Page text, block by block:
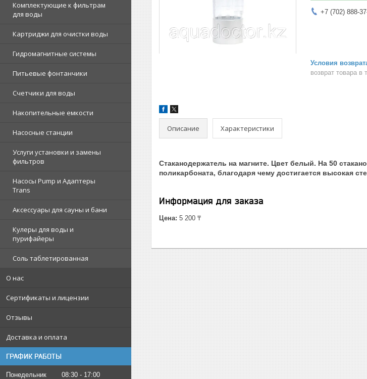
Комплектующие к фильтрам
для воды
Картриджи для очистки воды
Гидромагнитные системы
Питьевые фонтанчики
Счетчики для воды
Накопительные емкости
Насосные станции
Услуги установки и замены
фильтров
Насосы Pump и Адаптеры
Trans
Аксессуары для сауны и бани
Кулеры для воды и
пурифайеры
Соль таблетированная
О нас
Сертификаты и лицензии
Отзывы
Доставка и оплата
ГРАФИК РАБОТЫ
Понедельник 08:30
17:00
+7 (702) 888-
возврат товара в
Описание Характеристики
Стаканодержатель на магните. Цвет белый. На 50
поликарбоната, благодаря чему достигается высокая
Информация для заказа
Цена: 5 200 ₸